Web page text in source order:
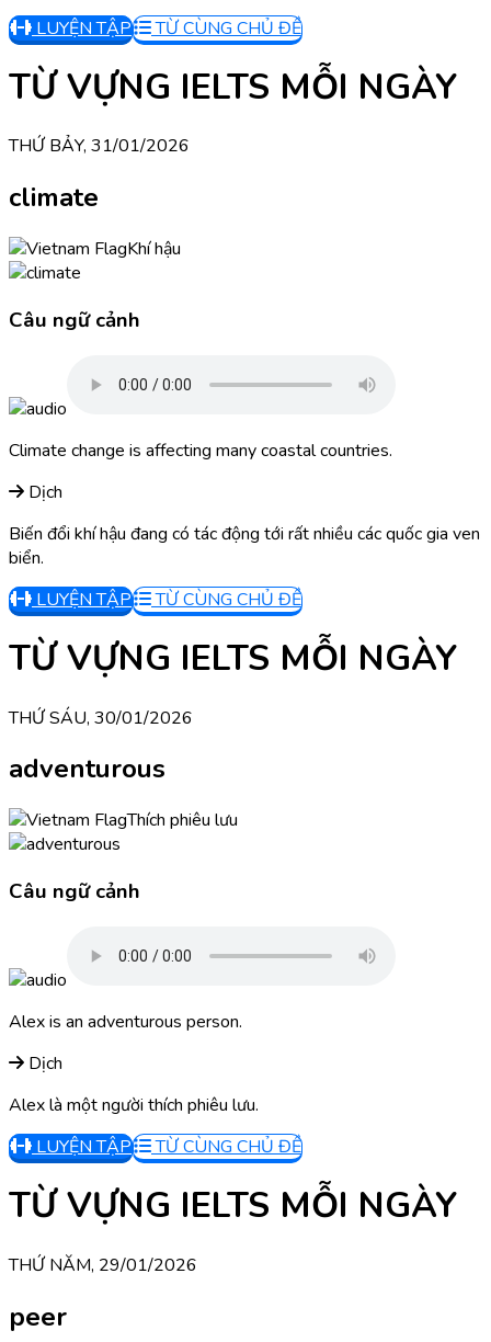
LUYỆN TẬP
TỪ CÙNG CHỦ ĐỀ
TỪ VỰNG IELTS MỖI NGÀY
THỨ BẢY, 31/01/2026
climate
Khí hậu
Câu ngữ cảnh
Climate change is affecting many coastal countries.
Dịch
Biến đổi khí hậu đang có tác động tới rất nhiều các quốc gia ven
biển.
LUYỆN TẬP
TỪ CÙNG CHỦ ĐỀ
TỪ VỰNG IELTS MỖI NGÀY
THỨ SÁU, 30/01/2026
adventurous
Thích phiêu lưu
Câu ngữ cảnh
Alex is an adventurous person.
Dịch
Alex là một người thích phiêu lưu.
LUYỆN TẬP
TỪ CÙNG CHỦ ĐỀ
TỪ VỰNG IELTS MỖI NGÀY
THỨ NĂM, 29/01/2026
peer